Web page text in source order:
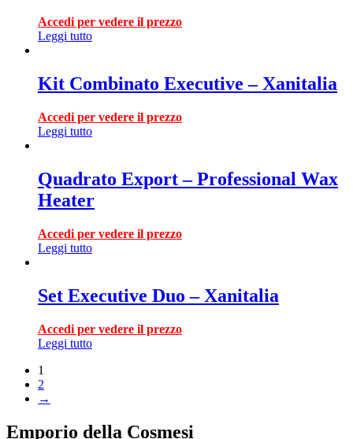
Accedi per vedere il prezzo
Leggi tutto
Kit Combinato Executive – Xanitalia
Accedi per vedere il prezzo
Leggi tutto
Quadrato Export – Professional Wax
Heater
Accedi per vedere il prezzo
Leggi tutto
Set Executive Duo – Xanitalia
Accedi per vedere il prezzo
Leggi tutto
1
2
→
Emporio della Cosmesi